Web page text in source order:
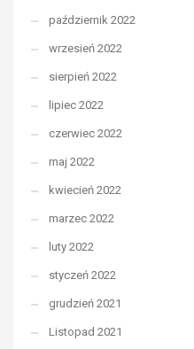
październik 2022
wrzesień 2022
sierpień 2022
lipiec 2022
czerwiec 2022
maj 2022
kwiecień 2022
marzec 2022
luty 2022
styczeń 2022
grudzień 2021
Listopad 2021